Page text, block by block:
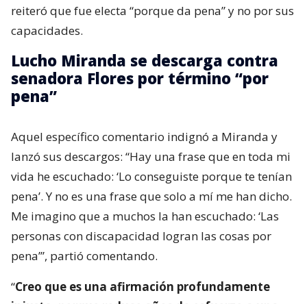
reiteró que fue electa “porque da pena” y no por sus
capacidades.
Lucho Miranda se descarga contra
senadora Flores por término “por
pena”
Aquel específico comentario indignó a Miranda y
lanzó sus descargos: “Hay una frase que en toda mi
vida he escuchado: ‘Lo conseguiste porque te tenían
pena’. Y no es una frase que solo a mí me han dicho.
Me imagino que a muchos la han escuchado: ‘Las
personas con discapacidad logran las cosas por
pena’”, partió comentando.
“Creo que es una afirmación profundamente